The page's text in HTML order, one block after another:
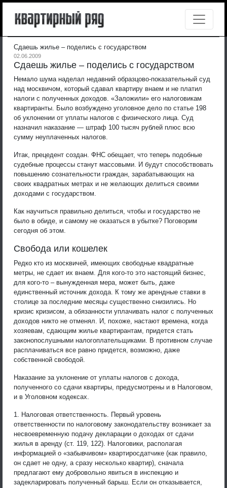
Сдаешь жилье – поделись с государством
02.06.2009
Сдаешь жилье – поделись с государством
Немало шума наделал недавний образцово-показательный суд
над москвичом, который сдавал квартиру внаем и не платил
налоги с полученных доходов. «Заложили» его налоговикам
квартиранты. Было возбуждено уголовное дело по статье 198
об уклонении от уплаты налогов с физического лица. Суд
назначил наказание — штраф 100 тысяч рублей плюс всю
сумму неуплаченных налогов.
Итак, прецедент создан. ФНС обещает, что теперь подобные
судебные процессы станут массовыми. И будут способствовать
повышению сознательности граждан, зарабатывающих на
своих квадратных метрах и не желающих делиться своими
доходами с государством.
Как научиться правильно делиться, чтобы и государство не
было в обиде, и самому не оказаться в убытке? Поговорим
сегодня об этом.
Свобода или кошелек
Редко кто из москвичей, имеющих свободные квадратные
метры, не сдает их внаем. Для кого-то это настоящий бизнес,
для кого-то – вынужденная мера, может быть, даже
единственный источник дохода. К тому же арендные ставки в
столице за последние месяцы существенно снизились. Но
кризис кризисом, а обязанности уплачивать налог с полученных
доходов никто не отменял. И, похоже, настают времена, когда
хозяевам, сдающим жилье квартирантам, придется стать
законопослушными налогоплательщиками. В противном случае
расплачиваться все равно придется, возможно, даже
собственной свободой.
Наказание за уклонение от уплаты налогов с дохода,
полученного со сдачи квартиры, предусмотрены и в Налоговом,
и в Уголовном кодексах.
1. Налоговая ответственность. Первый уровень
ответственности по налоговому законодательству возникает за
несвоевременную подачу декларации о доходах от сдачи
жилья в аренду (ст. 119, 122). Налоговики, располагая
информацией о «забывчивом» квартиросдатчике (как правило,
он сдает не одну, а сразу несколько квартир), сначала
предлагают ему добровольно явиться в инспекцию и
задекларировать полученный барыш. Если он отказывается,